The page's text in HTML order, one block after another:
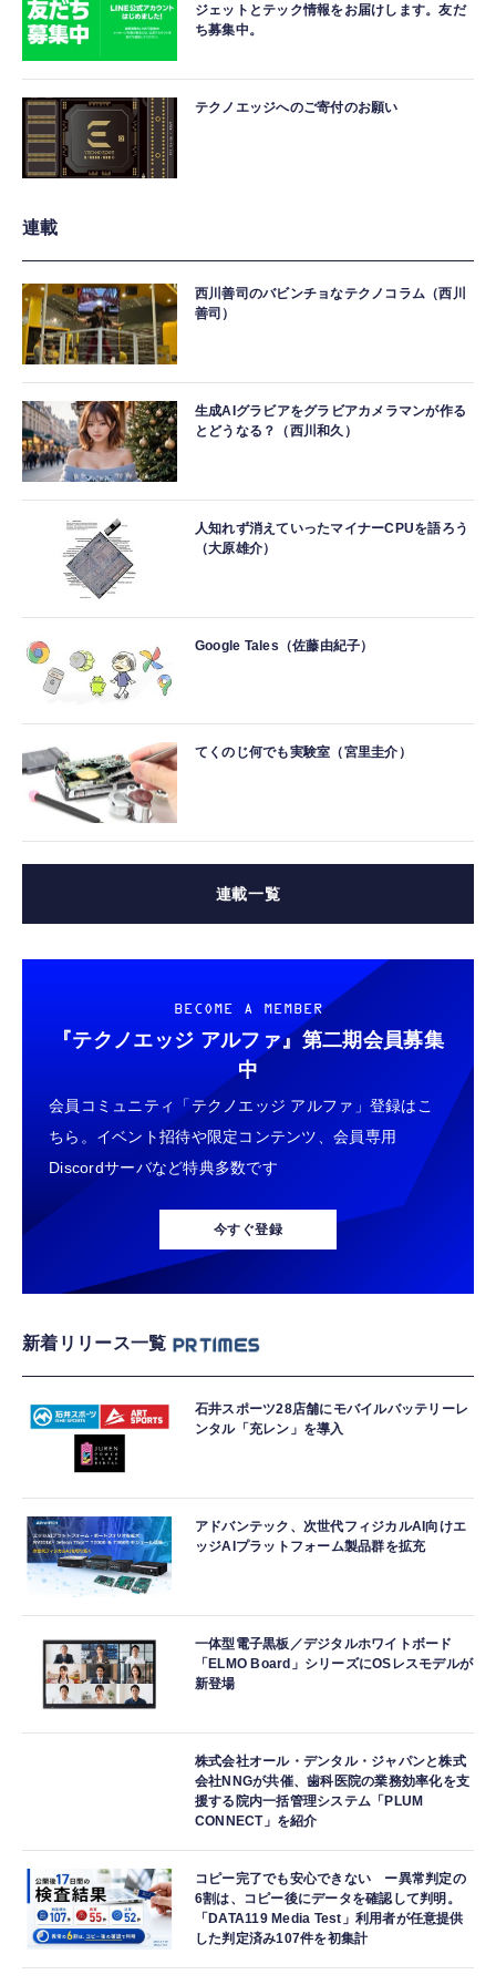
ジェットとテック情報をお届けします。友だ
ち募集中。
テクノエッジへのご寄付のお願い
連載
西川善司のバビンチョなテクノコラム（西川
善司）
生成AIグラビアをグラビアカメラマンが作る
とどうなる？（西川和久）
人知れず消えていったマイナーCPUを語ろう
（大原雄介）
Google Tales（佐藤由紀子）
てくのじ何でも実験室（宮里圭介）
連載一覧
BECOME A MEMBER
『テクノエッジ アルファ』 第二期会員募集
中
会員コミュニティ「テクノエッジ アルファ」登録はこ
ちら。イベント招待や限定コンテンツ、会員専用
Discordサーバなど特典多数です
今すぐ登録
新着リリース一覧
石井スポーツ28店舗にモバイルバッテリーレ
ンタル「充レン」を導入
アドバンテック、次世代フィジカルAI向けエ
ッジAIプラットフォーム製品群を拡充
一体型電子黒板／デジタルホワイトボード
「ELMO Board」シリーズにOSレスモデルが
新登場
株式会社オール・デンタル・ジャパンと株式
会社NNGが共催、歯科医院の業務効率化を支
援する院内一括管理システム「PLUM
CONNECT」を紹介
コピー完了でも安心できない ー異常判定の
6割は、コピー後にデータを確認して判明。
「DATA119 Media Test」利用者が任意提供
した判定済み107件を初集計